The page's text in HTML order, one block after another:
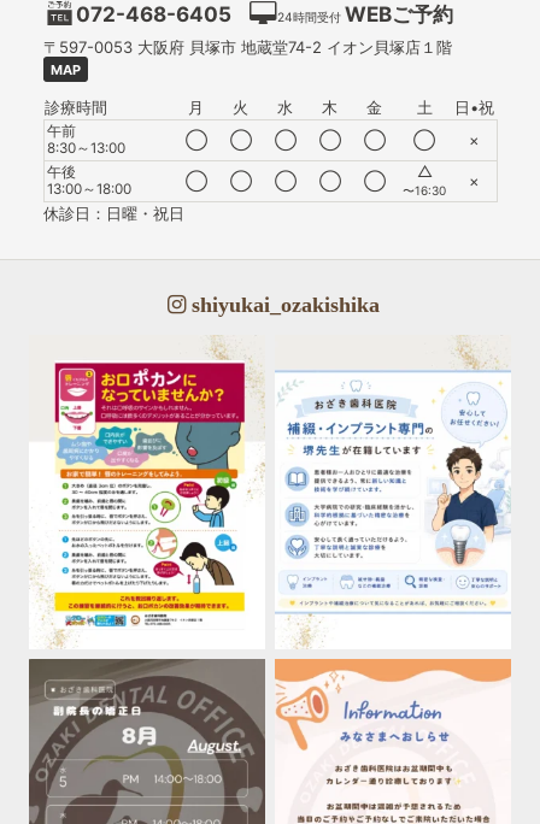
072-468-6405 24時間受付 WEBご予約
〒597-0053 大阪府 貝塚市 地蔵堂74-2 イオン貝塚店１階
MAP
診療時間 月 火 水 木 金 土 日•祝
午前
8:30～13:00
◯ ◯ ◯ ◯ ◯ ◯ ×
午後
13:00～18:00
◯ ◯ ◯ ◯ ◯ △
〜16:30
×
休診日：日曜・祝日
shiyukai_ozakishika